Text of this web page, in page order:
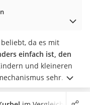
da es mit
einfach ist, den
und kleineren
sehr
mit Kurbel sind
als Ampelschirme